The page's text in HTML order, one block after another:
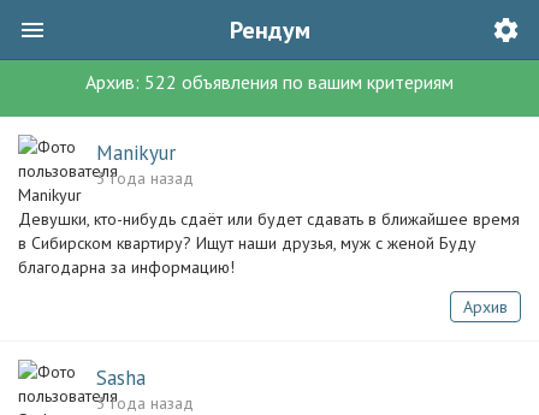
Рендум
Архив: 522 объявления по вашим критериям
Manikyur
3 года назад
Девушки, кто-нибудь сдаёт или будет сдавать в ближайшее время
в Сибирском квартиру? Ищут наши друзья, муж с женой Буду
благодарна за информацию!
Архив
Sasha
3 года назад